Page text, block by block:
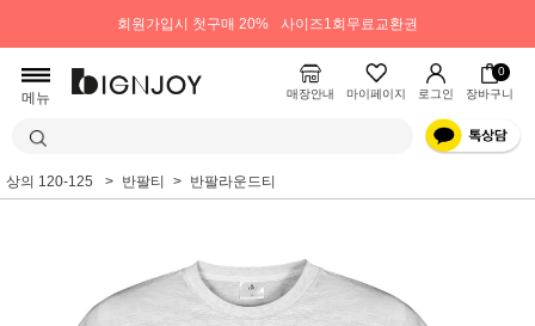
회원가입시 첫구매 20% 사이즈1회무료교환권
메뉴 매장안내 마이페이지 로그인
0
장바구니
상의 120-125 반팔티 반팔라운드티